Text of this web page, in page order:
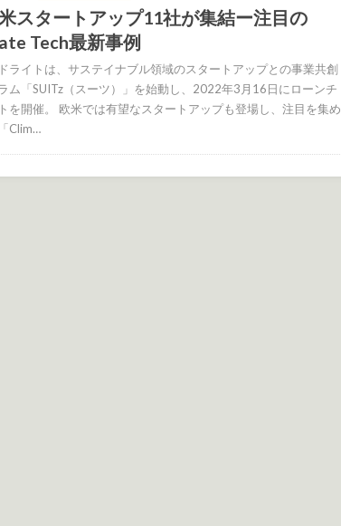
スタートアップ11社が集結ー注目の
Tech最新事例
ライトは、サステイナブル領域のスタートアップとの事業共創
ム「SUITz（スーツ）」を始動し、2022年3月16日にローンチ
を開催。 欧米では有望なスタートアップも登場し、注目を集め
Clim…